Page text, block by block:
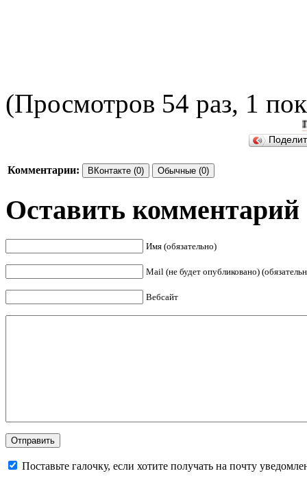
(Просмотров 54 раз, 1
Комментарии: ВКонтакте (0) Обычные (0)
Оставить комментарий
Имя (обязательно)
Mail (не будет опубликовано)
Вебсайт
Поставьте галочку, если хотите получать на почту